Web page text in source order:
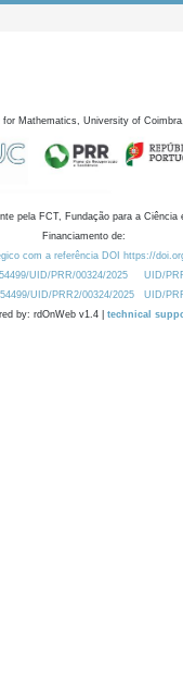
for Mathematics, University of
pela FCT, Fundação para a Ciência
Financiamento de:
com a referência DOI https://
UID/PRR/00324/2025
UID/
UID/PRR2/00324/2025
UID/
by: rdOnWeb v1.4 | technical